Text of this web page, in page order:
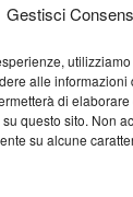
Gestisci
alle
di
questo sito. Non
su alcune